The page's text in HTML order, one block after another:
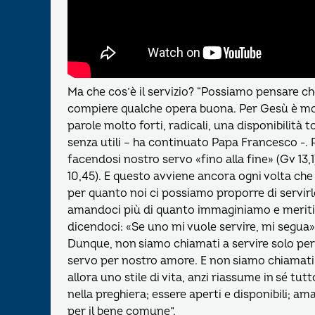
Ma che cos’è il servizio? “Possiamo pensare
compiere qualche opera buona. Per Gesù è
parole molto forti, radicali, una disponibilità
senza utili – ha continuato Papa Francesco -.
facendosi nostro servo «fino alla fine» (Gv
10,45). E questo avviene ancora ogni volta
per quanto noi ci possiamo proporre di
amandoci più di quanto immaginiamo e
dicendoci: «Se uno mi vuole servire, mi segua»
Dunque, non siamo chiamati a servire solo
servo per nostro amore. E non siamo
allora uno stile di vita, anzi riassume in sé
nella preghiera; essere aperti e disponibili;
per il bene comune”.